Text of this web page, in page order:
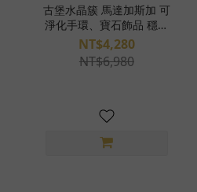
古堡水晶簇 馬達加斯加 可
淨化手環、寶石飾品 穩定
平衡 淨化 S26BF04-58
NT$4,280
NT$6,980